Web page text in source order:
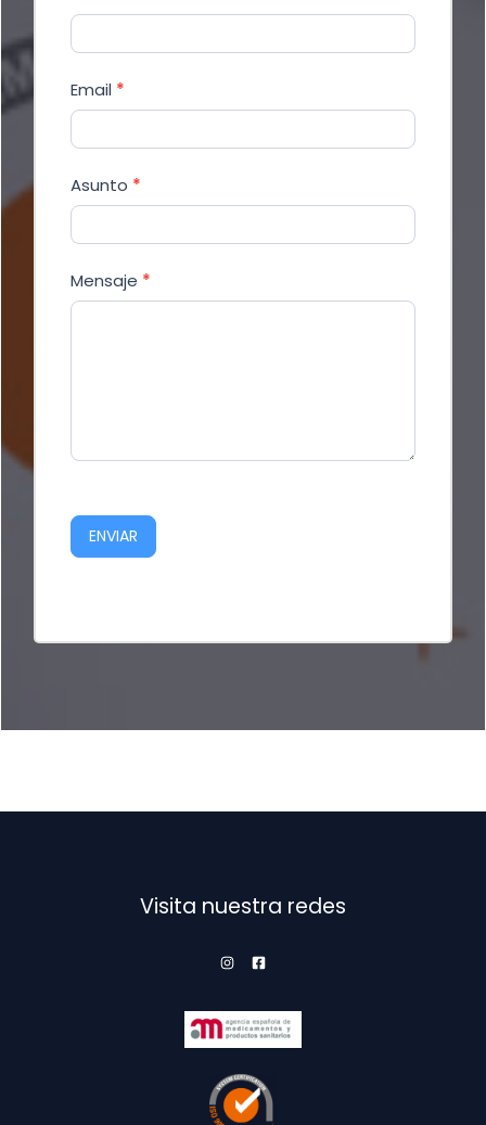
Email *
Asunto *
Mensaje *
ENVIAR
Visita nuestra redes